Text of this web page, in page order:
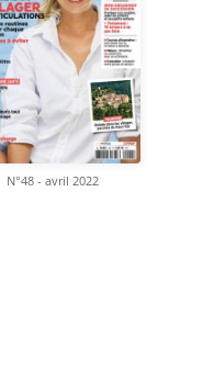
N°48 - avril 2022